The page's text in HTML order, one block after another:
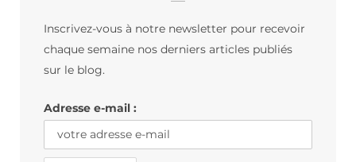
m
Inscrivez-vous à notre newsletter pour recevoir
chaque semaine nos derniers articles publiés
sur le blog.
Adresse e-mail :